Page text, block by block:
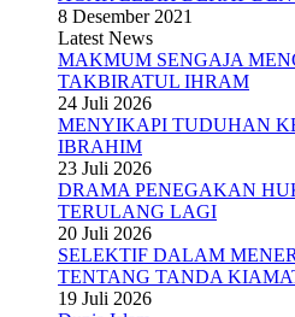
8 Desember 2021
Latest News
MAKMUM SENGAJA
TAKBIRATUL IHRAM
24 Juli 2026
MENYIKAPI TUDUHAN
IBRAHIM
23 Juli 2026
DRAMA PENEGAKAN
TERULANG LAGI
20 Juli 2026
SELEKTIF DALAM
TENTANG TANDA
19 Juli 2026